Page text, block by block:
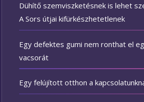
Dühítő szemviszketésnek is lehet
A Sors útjai kifürkészhetetlenek
Egy defektes gumi nem ronthat el
vacsorát
Egy felújított otthon a